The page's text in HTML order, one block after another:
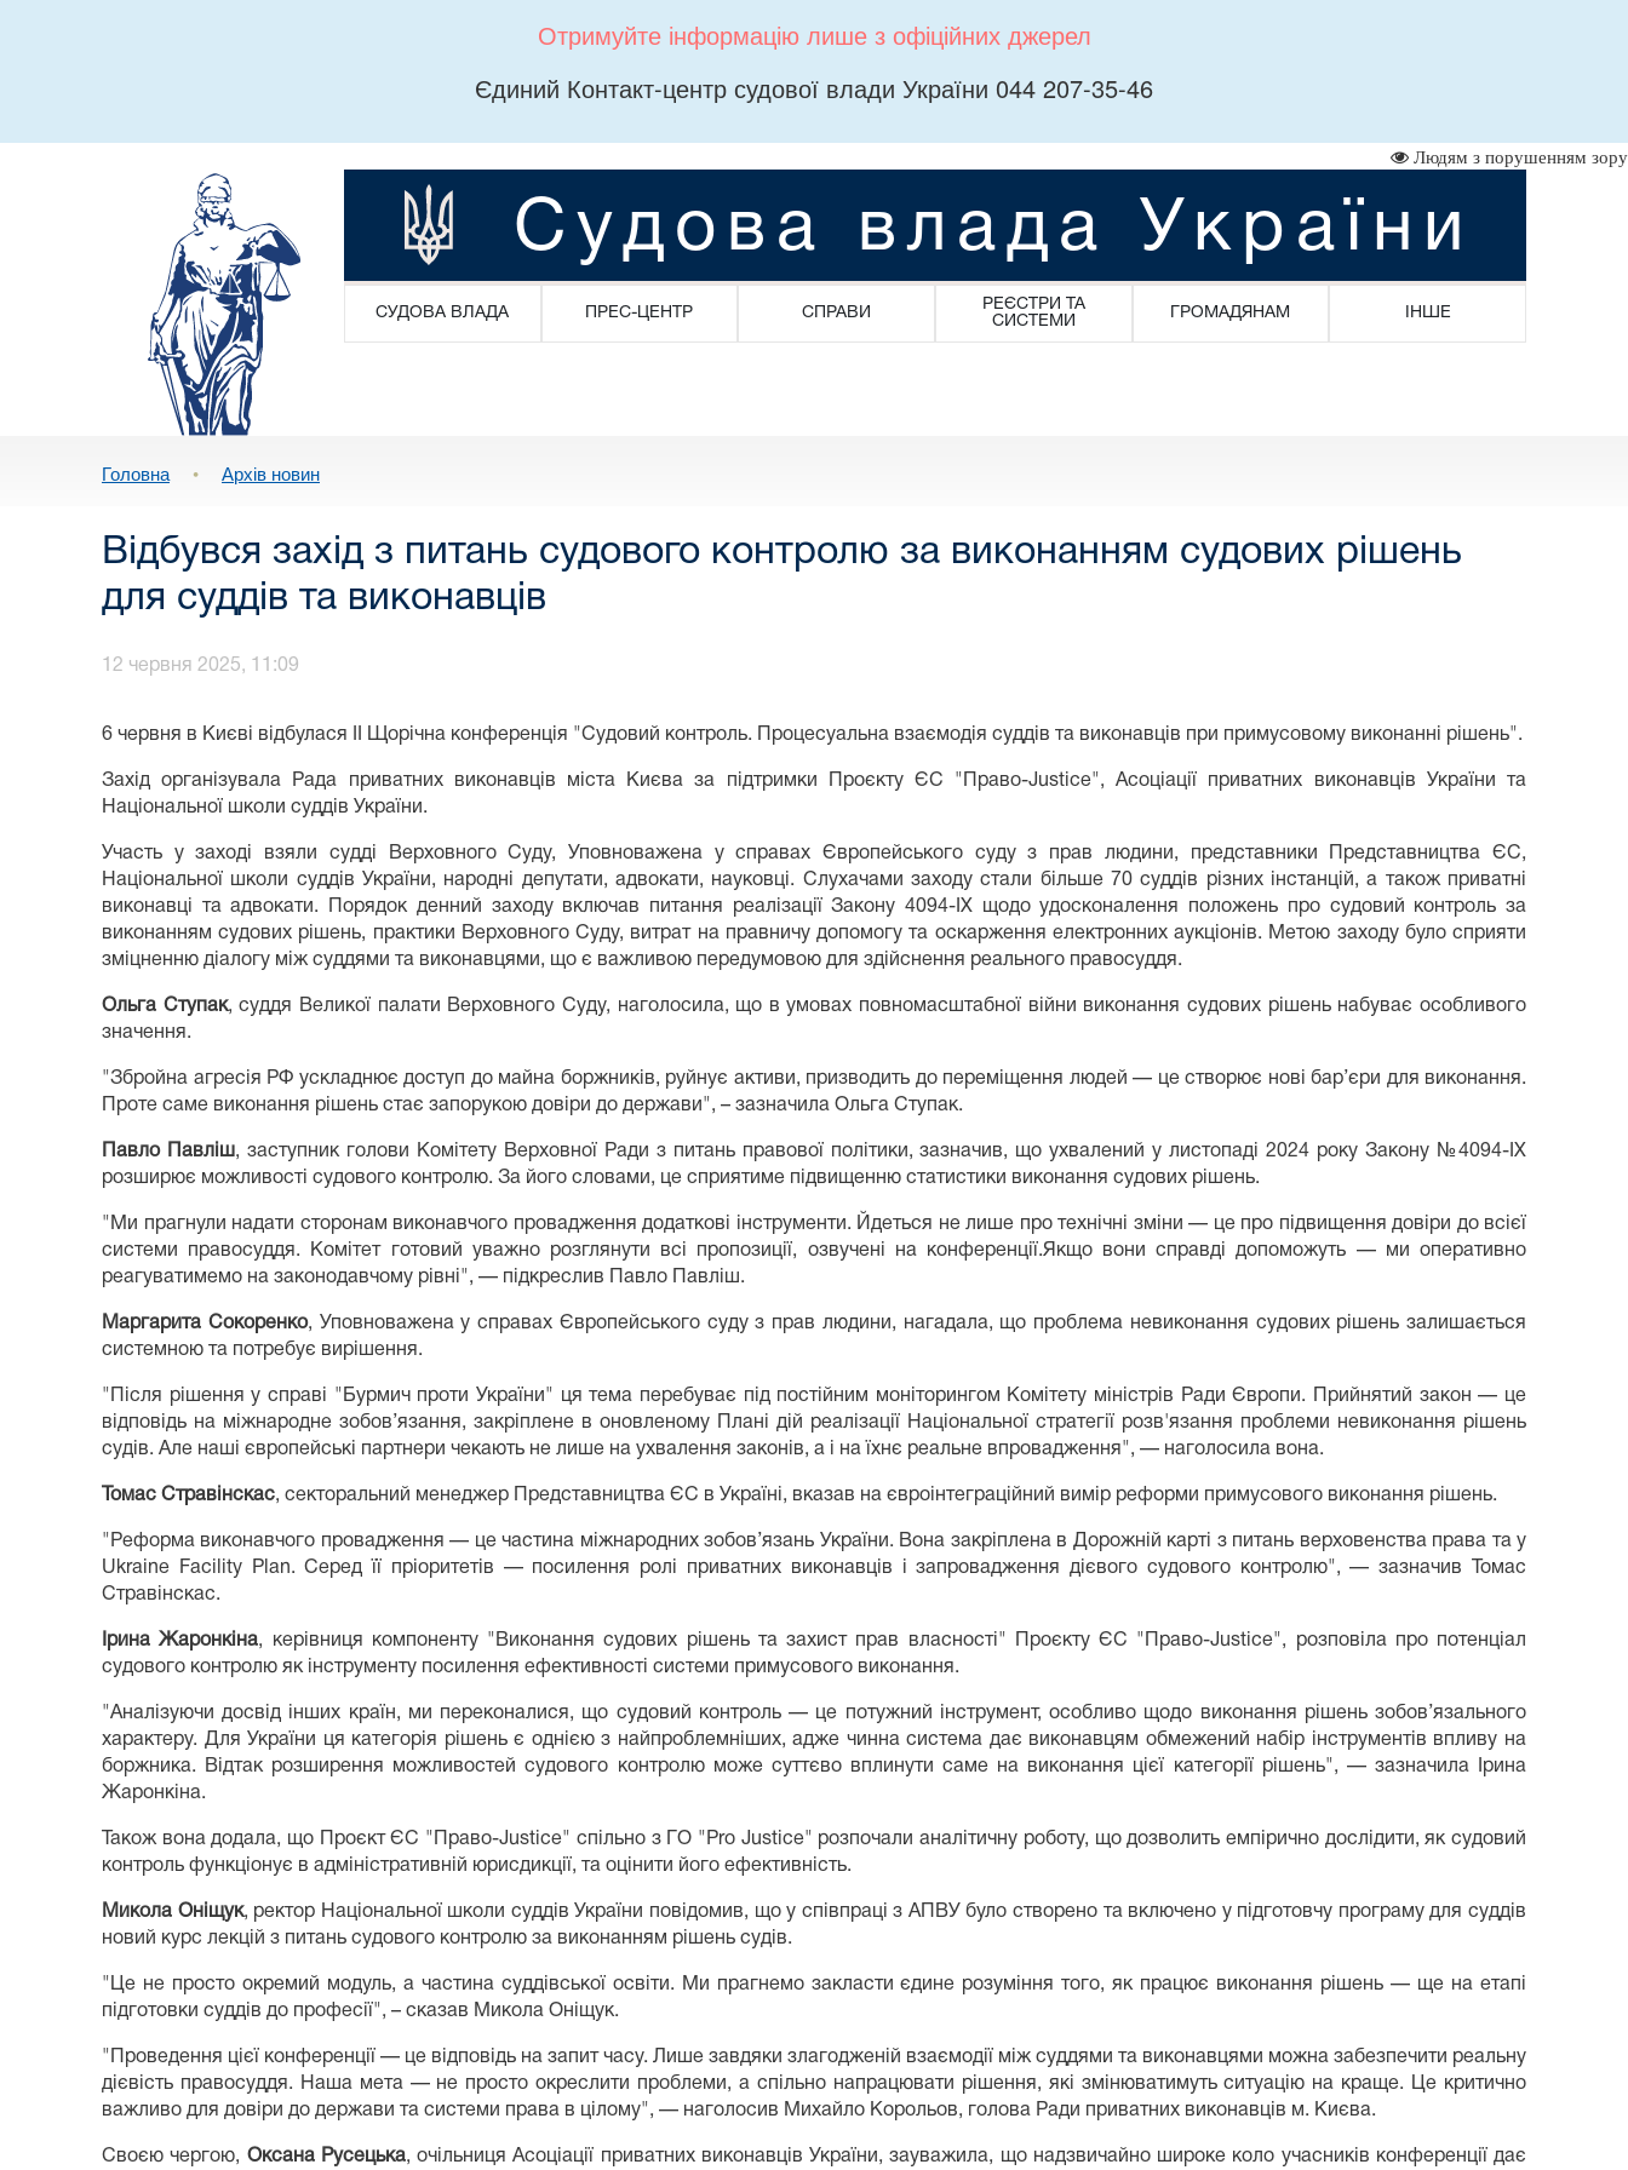
Отримуйте інформацію лише з офіційних джерел
Єдиний Контакт-центр судової влади України 044 207-35-46
Людям з порушенням зору
Судова влада України
СУДОВА ВЛАДА ПРЕС-ЦЕНТР СПРАВИ
РЕЄСТРИ ТА
СИСТЕМИ
ГРОМАДЯНАМ ІНШЕ
Головна • Архів новин
Відбувся захід з питань судового контролю за виконанням судових рішень
для суддів та виконавців
12 червня 2025, 11:09
6 червня в Києві відбулася ІІ Щорічна конференція "Судовий контроль. Процесуальна взаємодія суддів та виконавців при примусовому виконанні рішень".
Захід організувала Рада приватних виконавців міста Києва за підтримки Проєкту ЄС "Право-Justice", Асоціації приватних виконавців України та
Національної школи суддів України.
Участь у заході взяли судді Верховного Суду, Уповноважена у справах Європейського суду з прав людини, представники Представництва ЄС,
Національної школи суддів України, народні депутати, адвокати, науковці. Слухачами заходу стали більше 70 суддів різних інстанцій, а також приватні
виконавці та адвокати. Порядок денний заходу включав питання реалізації Закону 4094-IX щодо удосконалення положень про судовий контроль за
виконанням судових рішень, практики Верховного Суду, витрат на правничу допомогу та оскарження електронних аукціонів. Метою заходу було сприяти
зміцненню діалогу між суддями та виконавцями, що є важливою передумовою для здійснення реального правосуддя.
Ольга Ступак, суддя Великої палати Верховного Суду, наголосила, що в умовах повномасштабної війни виконання судових рішень набуває особливого
значення.
"Збройна агресія РФ ускладнює доступ до майна боржників, руйнує активи, призводить до переміщення людей — це створює нові бар’єри для виконання.
Проте саме виконання рішень стає запорукою довіри до держави", – зазначила Ольга Ступак.
Павло Павліш , заступник голови Комітету Верховної Ради з питань правової політики, зазначив, що ухвалений у листопаді 2024 року Закону №4094-IX
розширює можливості судового контролю. За його словами, це сприятиме підвищенню статистики виконання судових рішень.
"Ми прагнули надати сторонам виконавчого провадження додаткові інструменти. Йдеться не лише про технічні зміни — це про підвищення довіри до всієї
системи правосуддя. Комітет готовий уважно розглянути всі пропозиції, озвучені на конференції.Якщо вони справді допоможуть — ми оперативно
реагуватимемо на законодавчому рівні", — підкреслив Павло Павліш.
Маргарита Сокоренко, Уповноважена у справах Європейського суду з прав людини, нагадала, що проблема невиконання судових рішень залишається
системною та потребує вирішення.
"Після рішення у справі "Бурмич проти України" ця тема перебуває під постійним моніторингом Комітету міністрів Ради Європи. Прийнятий закон — це
відповідь на міжнародне зобов’язання, закріплене в оновленому Плані дій реалізації Національної стратегії розв'язання проблеми невиконання рішень
судів. Але наші європейські партнери чекають не лише на ухвалення законів, а і на їхнє реальне впровадження", — наголосила вона.
Томас Стравінскас, секторальний менеджер Представництва ЄС в Україні, вказав на євроінтеграційний вимір реформи примусового виконання рішень.
"Реформа виконавчого провадження — це частина міжнародних зобов’язань України. Вона закріплена в Дорожній карті з питань верховенства права та у
Ukraine Facility Plan. Серед її пріоритетів — посилення ролі приватних виконавців і запровадження дієвого судового контролю", — зазначив Томас
Стравінскас.
Ірина Жаронкіна, керівниця компоненту "Виконання судових рішень та захист прав власності" Проєкту ЄС "Право-Justice", розповіла про потенціал
судового контролю як інструменту посилення ефективності системи примусового виконання.
"Аналізуючи досвід інших країн, ми переконалися, що судовий контроль — це потужний інструмент, особливо щодо виконання рішень зобов’язального
характеру. Для України ця категорія рішень є однією з найпроблемніших, адже чинна система дає виконавцям обмежений набір інструментів впливу на
боржника. Відтак розширення можливостей судового контролю може суттєво вплинути саме на виконання цієї категорії рішень", — зазначила Ірина
Жаронкіна.
Також вона додала, що Проєкт ЄС "Право-Justice" спільно з ГО "Pro Justice" розпочали аналітичну роботу, що дозволить емпірично дослідити, як судовий
контроль функціонує в адміністративній юрисдикції, та оцінити його ефективність.
Микола Оніщук, ректор Національної школи суддів України повідомив, що у співпраці з АПВУ було створено та включено у підготовчу програму для суддів
новий курс лекцій з питань судового контролю за виконанням рішень судів.
"Це не просто окремий модуль, а частина суддівської освіти. Ми прагнемо закласти єдине розуміння того, як працює виконання рішень — ще на етапі
підготовки суддів до професії", – сказав Микола Оніщук.
"Проведення цієї конференції — це відповідь на запит часу. Лише завдяки злагодженій взаємодії між суддями та виконавцями можна забезпечити реальну
дієвість правосуддя. Наша мета — не просто окреслити проблеми, а спільно напрацювати рішення, які змінюватимуть ситуацію на краще. Це критично
важливо для довіри до держави та системи права в цілому", — наголосив Михайло Корольов, голова Ради приватних виконавців м. Києва.
Своєю чергою, Оксана Русецька, очільниця Асоціації приватних виконавців України, зауважила, що надзвичайно широке коло учасників конференції дає